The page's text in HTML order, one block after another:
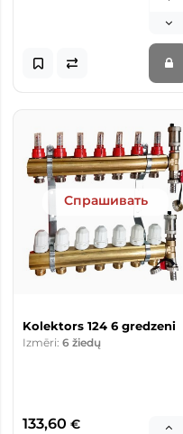
Спрашивать
Kolektors 124 6 gredzeni
Izmēri: 6 žiedų
133,60 €